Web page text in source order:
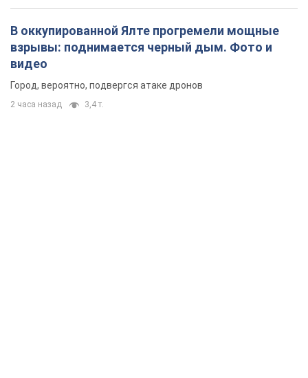
В оккупированной Ялте прогремели мощные
взрывы: поднимается черный дым. Фото и
видео
Город, вероятно, подвергся атаке дронов
2 часа назад 3,4 т.